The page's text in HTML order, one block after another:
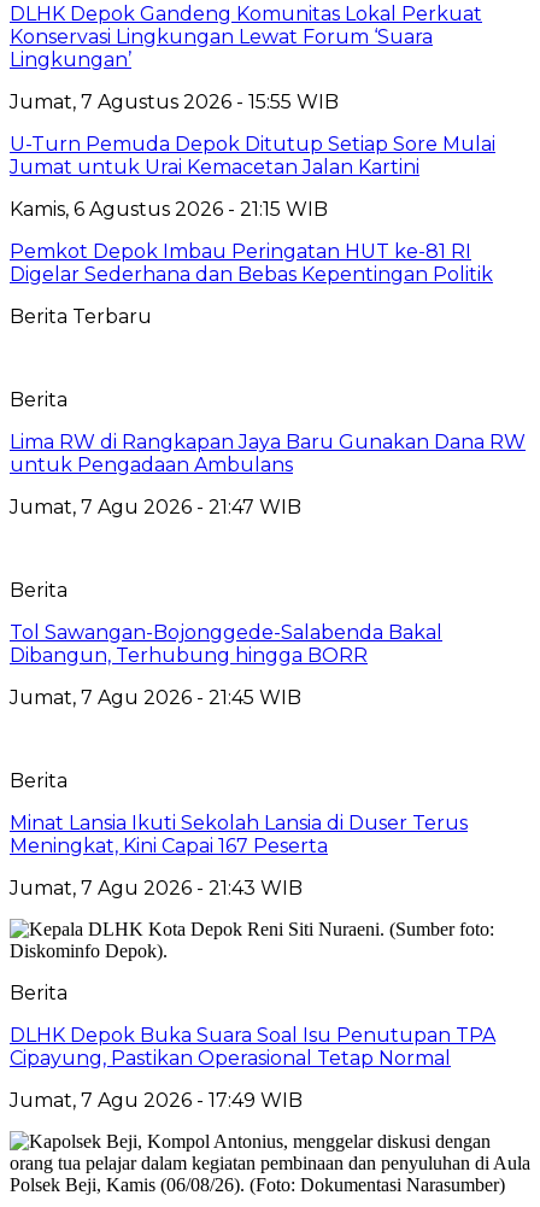
DLHK Depok Gandeng Komunitas Lokal Perkuat
Konservasi Lingkungan Lewat Forum ‘Suara
Lingkungan’
Jumat, 7 Agustus 2026 - 15:55 WIB
U-Turn Pemuda Depok Ditutup Setiap Sore Mulai
Jumat untuk Urai Kemacetan Jalan Kartini
Kamis, 6 Agustus 2026 - 21:15 WIB
Pemkot Depok Imbau Peringatan HUT ke-81 RI
Digelar Sederhana dan Bebas Kepentingan Politik
Berita Terbaru
Berita
Lima RW di Rangkapan Jaya Baru Gunakan Dana RW
untuk Pengadaan Ambulans
Jumat, 7 Agu 2026 - 21:47 WIB
Berita
Tol Sawangan-Bojonggede-Salabenda Bakal
Dibangun, Terhubung hingga BORR
Jumat, 7 Agu 2026 - 21:45 WIB
Berita
Minat Lansia Ikuti Sekolah Lansia di Duser Terus
Meningkat, Kini Capai 167 Peserta
Jumat, 7 Agu 2026 - 21:43 WIB
Berita
DLHK Depok Buka Suara Soal Isu Penutupan TPA
Cipayung, Pastikan Operasional Tetap Normal
Jumat, 7 Agu 2026 - 17:49 WIB